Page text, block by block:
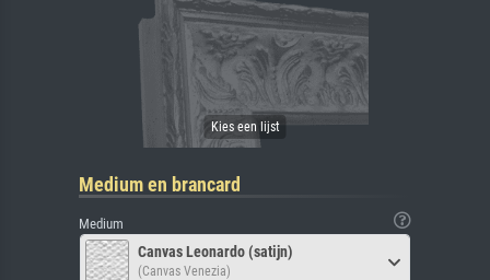
Medium en brancard
Medium
Canvas Leonardo (satijn)
(Canvas Venezia)